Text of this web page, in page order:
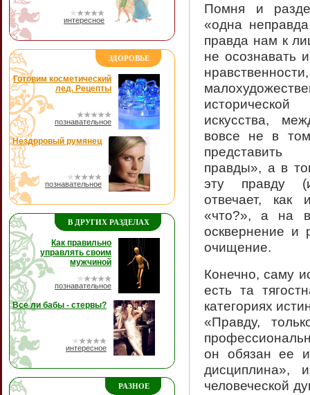
интересное
ЗДОРОВЬЕ
Готовим косметический
лед. Рецепты
познавательное
Нездоровый румянец
познавательное
В ДРУГИХ РАЗДЕЛАХ
Как правильно
управлять своим
мужчиной
познавательное
Все ли бабы - стервы?
интересное
РАЗНОЕ
Помня и
«одна
правда нам к
не осознавать
искусства,
вовсе не в
представить
правды», а в
эту правду
отвечает, как
«что?», а на
осквернение и
очищение.
Конечно, саму
есть та
категориях
«Правду,
он обязан ее
дисциплина»,
человеческой